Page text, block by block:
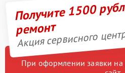
Получите 1500
ремонт
Акция сервисного
При оформлении заявки на